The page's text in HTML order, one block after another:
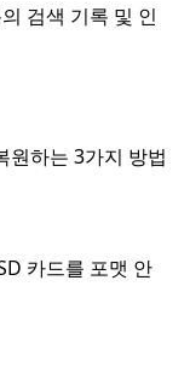
검색 기록 및 인
원하는 3가지 방법
카드를 포맷 안